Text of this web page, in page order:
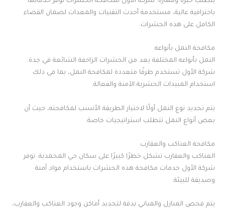
باحترافية عالية، مستخدمة أحدث التقنيات والمعدات لضمان القضاء
الكامل على هذه الحشرات.
مكافحة النمل بأنواعه
النمل بأنواعه المختلفة يعد من الحشرات الزاحفة الشائعة في جدة.
شركة الأول تستخدم طرقًا متعددة لمكافحة النمل، بما في ذلك
استخدام المبيدات الحشرية الآمنة والفعالة.
يتم تحديد نوع النمل أولًا لاختيار الطريقة الأنسب لمكافحته، حيث أن
بعض أنواع النمل تتطلب استراتيجيات خاصة.
مكافحة العناكب والعقارب
العناكب والعقارب تشكل خطرًا كبيرًا على سكان حي المحمدية. توفر
شركة الأول خدمات مكافحة هذه الحشرات باستخدام مواد آمنة
وصديقة للبيئة.
يتم فحص المنازل والمباني بدقة لتحديد أماكن وجود العناكب والعقارب،